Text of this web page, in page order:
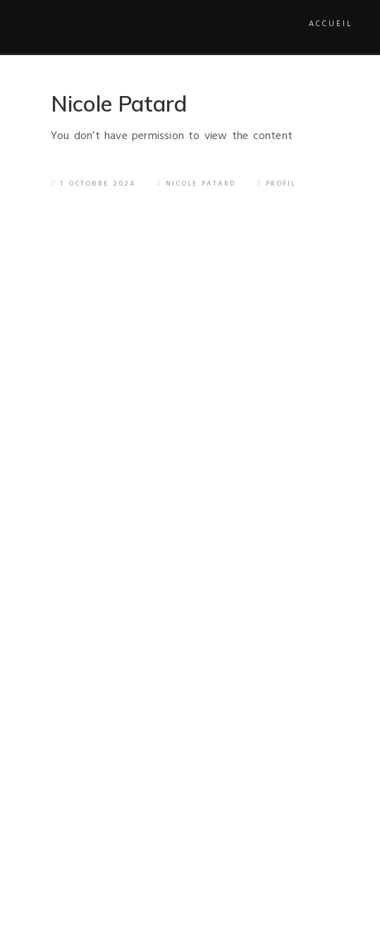
ACCUEIL
Nicole Patard
You don’t have permission to view the content
1 OCTOBRE 2024 NICOLE PATARD PROFIL